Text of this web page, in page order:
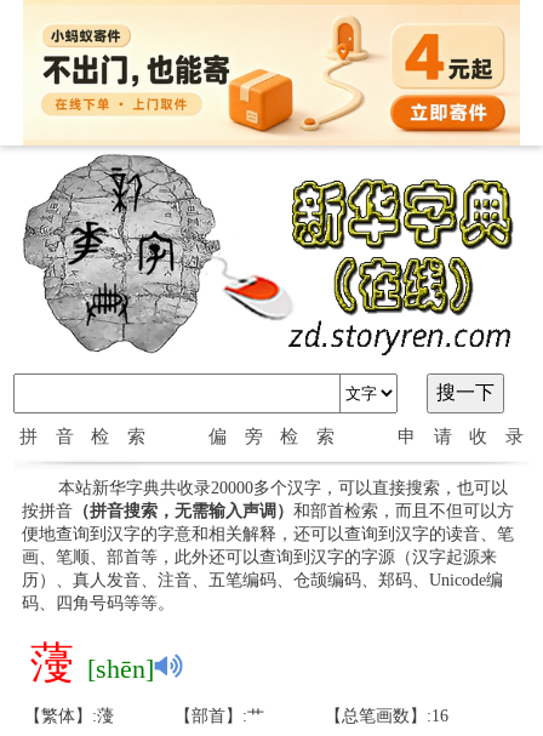
拼音检索 偏旁检索 申请收录
本站新华字典共收录20000多个汉字，可以直接搜索，也可以
按拼音（拼音搜索，无需输入声调） 和部首检索，而且不但可以方
便地查询到汉字的字意和相关解释，还可以查询到汉字的读音、笔
画、笔顺、部首等，此外还可以查询到汉字的字源（汉字起源来
历）、真人发音、注音、五笔编码、仓颉编码、郑码、Unicode编
码、四角号码等等。
薓 [shēn]
【繁体】:薓 【部首】:艹 【总笔画数】:16